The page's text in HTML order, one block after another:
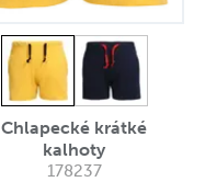
Chlapecké krátké
kalhoty
178237